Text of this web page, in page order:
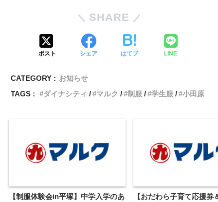
SHARE
ポスト シェア はてブ LINE
CATEGORY : お知らせ
TAGS :
ダイナシティ マルク 制服 学生服 小田原
【制服体験会in平塚】中学入学のあ
【おだわら子育て応援券